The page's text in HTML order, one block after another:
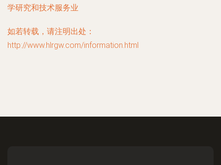
学研究和技术服务业
如若转载，请注明出处：
http://www.hlrgw.com/information.html